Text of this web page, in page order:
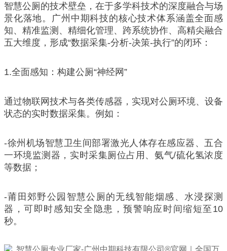
智慧公厕的技术壁垒，在于多学科技术的深度融合与场
景化落地。广州中期科技的核心技术体系涵盖全面感
知、精准监测、精细化管理、跨系统协作、高精尖融合
五大维度，形成“数据采集-分析-决策-执行”的闭环：
1.全面感知：构建公厕“神经网”
通过物联网技术与各类传感器，实现对公厕环境、设备
状态的实时数据采集。例如：
-徐州机场智慧卫生间部署激光人体存在感应器、五合
一环境监测器，实时采集厕位占用、氨气/硫化氢浓度
等数据；
-莆田郊野公园智慧公厕的无线智能烟感、水浸探测
器，可即时感知安全隐患，预警响应时间缩短至10
秒。